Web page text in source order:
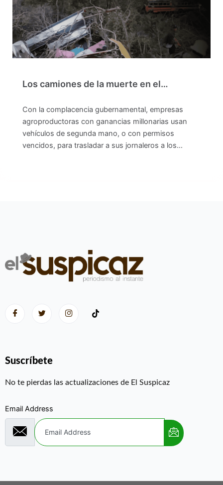
Los camiones de la muerte en el…
Con la complacencia gubernamental, empresas
agroproductoras con ganancias millonarias usan
vehículos de segunda mano, o con permisos
vencidos, para trasladar a sus jornaleros a los…
Suscríbete
No te pierdas las actualizaciones de El Suspicaz
Email Address